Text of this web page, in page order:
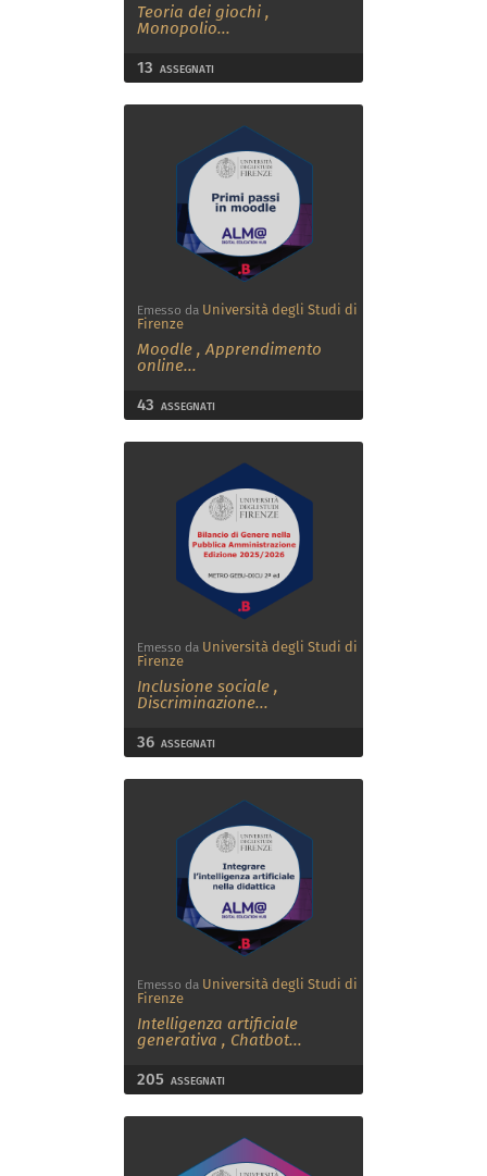
Teoria dei giochi ,
Monopolio...
13 ASSEGNATI
Emesso da Università degli Studi di
Firenze
Moodle , Apprendimento
online...
43 ASSEGNATI
Emesso da Università degli Studi di
Firenze
Inclusione sociale ,
Discriminazione...
36 ASSEGNATI
Emesso da Università degli Studi di
Firenze
Intelligenza artificiale
generativa , Chatbot...
205 ASSEGNATI